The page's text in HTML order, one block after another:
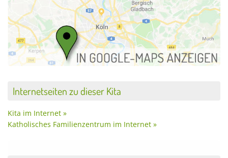
Internetseiten zu dieser Kita
Kita im Internet »
Katholisches Familienzentrum im Internet »